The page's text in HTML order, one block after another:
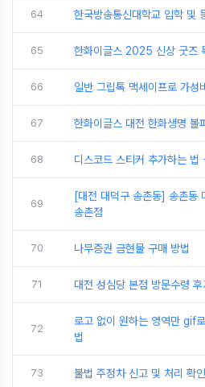
64 한국방송통신대학교 입학 및
65 한화이글스 2025 신상 굿즈
66 일반 그립톡 맥세이프로 가성
67 한화이글스 대전 한화생명 볼
68 디스코드 스티커 추가하는 법
69
[대전 대덕구 송촌동] 송촌동
송촌점
70 나무증권 금현물 구매 방법
71 대전 성심당 본점 방문수령
72
로고 없이 원하는 영역만 gif
법
73 불법 주정차 신고 및 처리 확